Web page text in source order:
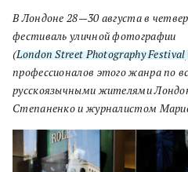
В Лондоне 28—30 августа в
фестиваль уличной фотографии
(London Street Photography Festival
профессионалов этого жанра по
русскоязычными жителями
Степаненко и журналистом